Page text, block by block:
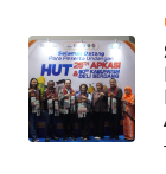
WN
KALSEL